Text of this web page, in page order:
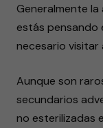
Generalmente
estás pensando
necesario visitar
Aunque son
secundarios
no esterilizadas